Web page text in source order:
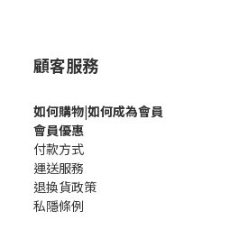
顧客服務
如何購物|如何成為會員
會員優惠
付款方式
運送服務
退換貨政策
私隱條例